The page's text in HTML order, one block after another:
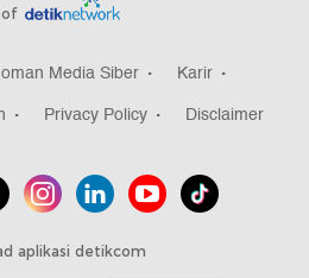
of
Media Siber
Karir
Privacy Policy Disclaimer
aplikasi detikcom